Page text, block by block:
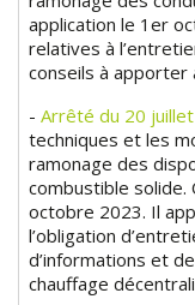
application le 1er
relatives à
conseils à apporter
-Arrêté du 20
techniques et les
ramonage des
combustible
octobre 2023. Il
l’obligation
d’informations et
chauffage